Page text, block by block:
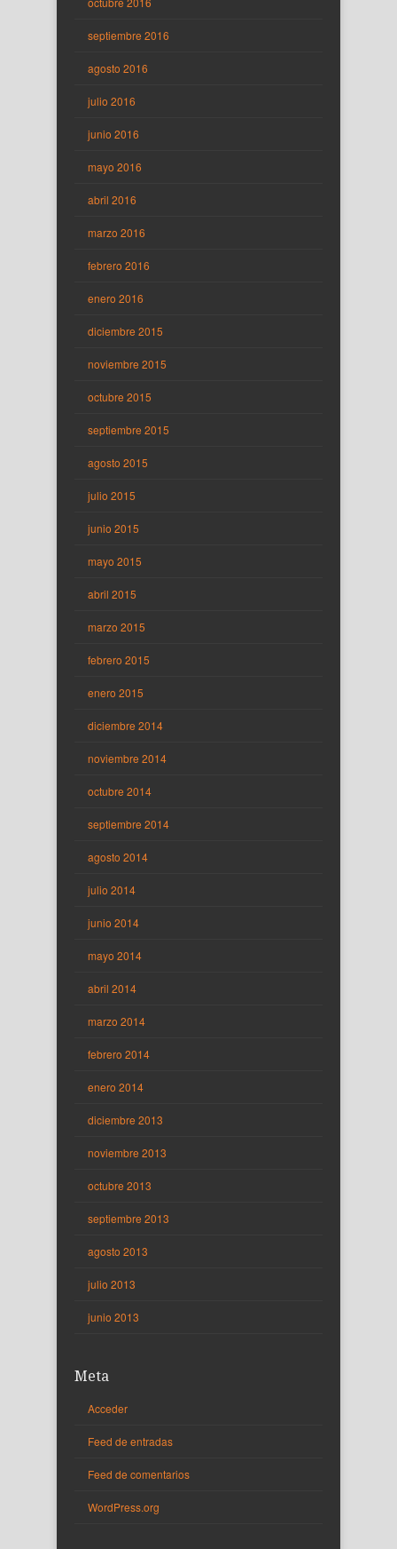
septiembre 2016
agosto 2016
julio 2016
junio 2016
mayo 2016
abril 2016
marzo 2016
febrero 2016
enero 2016
diciembre 2015
noviembre 2015
octubre 2015
septiembre 2015
agosto 2015
julio 2015
junio 2015
mayo 2015
abril 2015
marzo 2015
febrero 2015
enero 2015
diciembre 2014
noviembre 2014
octubre 2014
septiembre 2014
agosto 2014
julio 2014
junio 2014
mayo 2014
abril 2014
marzo 2014
febrero 2014
enero 2014
diciembre 2013
noviembre 2013
octubre 2013
septiembre 2013
agosto 2013
julio 2013
junio 2013
Meta
Acceder
Feed de entradas
Feed de comentarios
WordPress.org